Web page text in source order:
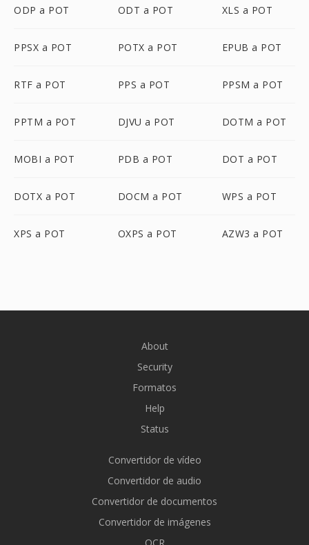
ODP a POT ODT a POT XLS a POT
PPSX a POT POTX a POT EPUB a POT
RTF a POT PPS a POT PPSM a POT
PPTM a POT DJVU a POT DOTM a POT
MOBI a POT PDB a POT DOT a POT
DOTX a POT DOCM a POT WPS a POT
XPS a POT OXPS a POT AZW3 a POT
About
Security
Formatos
Help
Status
Convertidor de vídeo
Convertidor de audio
Convertidor de documentos
Convertidor de imágenes